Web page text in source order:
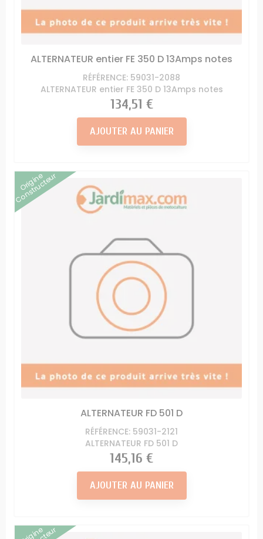
ALTERNATEUR entier FE 350 D 13Amps notes
RÉFÉRENCE: 59031-2088
ALTERNATEUR entier FE 350 D 13Amps notes
Prix
134,51 €
AJOUTER AU PANIER
Origine
Constructeur
ALTERNATEUR FD 501 D
RÉFÉRENCE: 59031-2121
ALTERNATEUR FD 501 D
Prix
145,16 €
AJOUTER AU PANIER